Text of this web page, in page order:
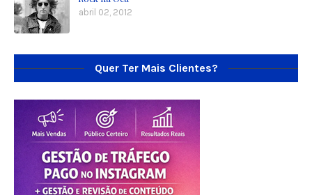
abril 02, 2012
Quer Ter Mais Clientes?